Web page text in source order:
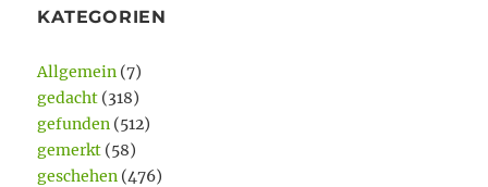
KATEGORIEN
Allgemein (7)
gedacht (318)
gefunden (512)
gemerkt (58)
geschehen (476)